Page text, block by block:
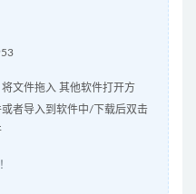
文件拖入 其他软件打开方
者导入到软件中/下载后双击